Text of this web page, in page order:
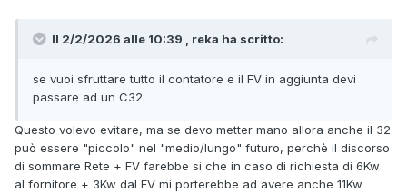
Il 2/2/2026 alle 10:39 , reka ha scritto:
se vuoi sfruttare tutto il contatore e il FV in aggiunta devi
passare ad un C32.
Questo volevo evitare, ma se devo metter mano allora anche il 32
può essere "piccolo" nel "medio/lungo" futuro, perchè il discorso
di sommare Rete + FV farebbe si che in caso di richiesta di 6Kw
al fornitore + 3Kw dal FV mi porterebbe ad avere anche 11Kw